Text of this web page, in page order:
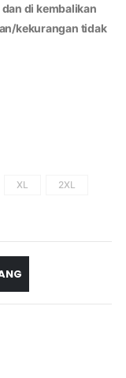
di kembalikan
kekurangan tidak
XL 2XL